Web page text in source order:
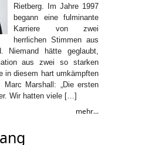
Rietberg. Im Jahre 1997
begann eine fulminante
Karriere von zwei
herrlichen Stimmen aus
Niemand hätte geglaubt,
aus zwei so starken
in diesem hart umkämpften
Marshall: „Die ersten
Wir hatten viele […]
mehr...